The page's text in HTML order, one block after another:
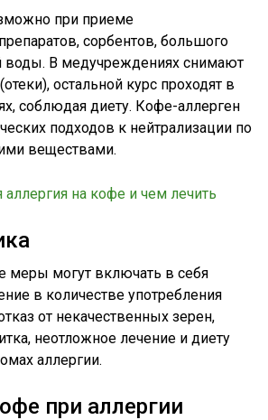
при приеме
сорбентов, большого
воды. В медучреждениях снимают
остальной курс проходят в
соблюдая диету. Кофе-аллерген
подходов к нейтрализации по
веществами.
меры могут включать в себя
в количестве употребления
от некачественных зерен,
неотложное лечение и диету
аллергии.
при аллергии